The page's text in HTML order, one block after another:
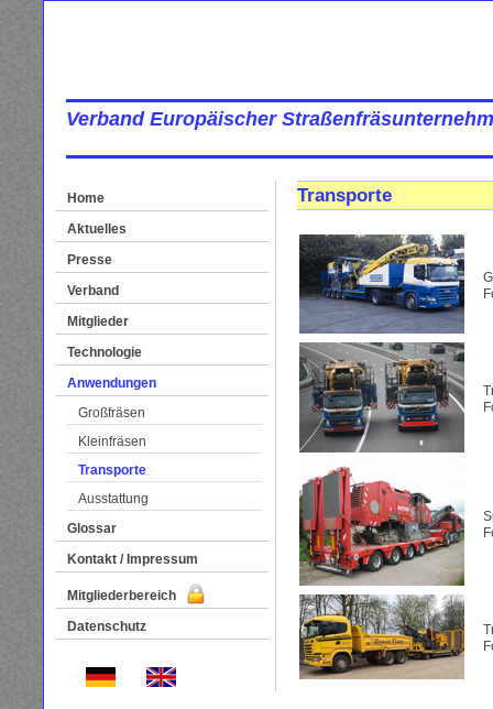
Verband Europäischer
Home
Aktuelles
Presse
Verband
Mitglieder
Technologie
Anwendungen
Großfräsen
Kleinfräsen
Transporte
Ausstattung
Glossar
Kontakt / Impressum
Mitgliederbereich
Datenschutz
Transporte